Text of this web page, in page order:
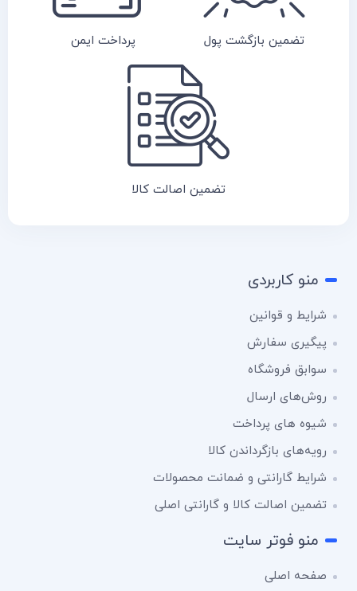
تضمین بازگشت پول پرداخت ایمن
تضمین اصالت کالا
منو کاربردی
شرایط و قوانین
پیگیری سفارش
سوابق فروشگاه
روش‌های ارسال
شیوه های پرداخت
رویه‌های بازگرداندن کالا
شرایط گارانتی و ضمانت محصولات
تضمین اصالت کالا و گارانتی اصلی
منو فوتر سایت
صفحه اصلی